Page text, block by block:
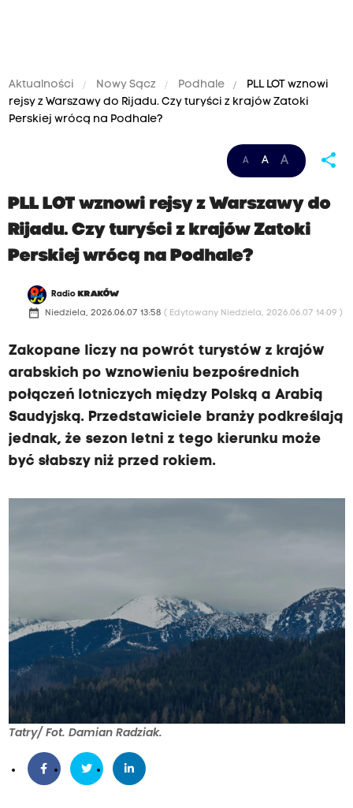
Aktualności Nowy Sącz Podhale
PLL LOT wznowi
rejsy z Warszawy do Rijadu. Czy turyści z krajów Zatoki
Perskiej wrócą na Podhale?
A A A share
PLL LOT wznowi rejsy z Warszawy do
Rijadu. Czy turyści z krajów Zatoki
Perskiej wrócą na Podhale?
Radio KRAKÓW
date_range Niedziela, 2026.06.07 13:58 ( Edytowany Niedziela, 2026.06.07 14:09 )
Zakopane liczy na powrót turystów z krajów
arabskich po wznowieniu bezpośrednich
połączeń lotniczych między Polską a Arabią
Saudyjską. Przedstawiciele branży podkreślają
jednak, że sezon letni z tego kierunku może
być słabszy niż przed rokiem.
Tatry/ Fot. Damian Radziak.